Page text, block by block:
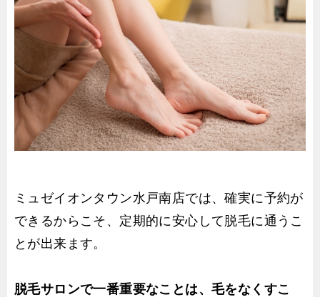
ミュゼイオンタウン水戸南店では、確実に予約が
できるからこそ、定期的に安心して脱毛に通うこ
とが出来ます。
脱毛サロンで一番重要なことは、毛をなくすこ